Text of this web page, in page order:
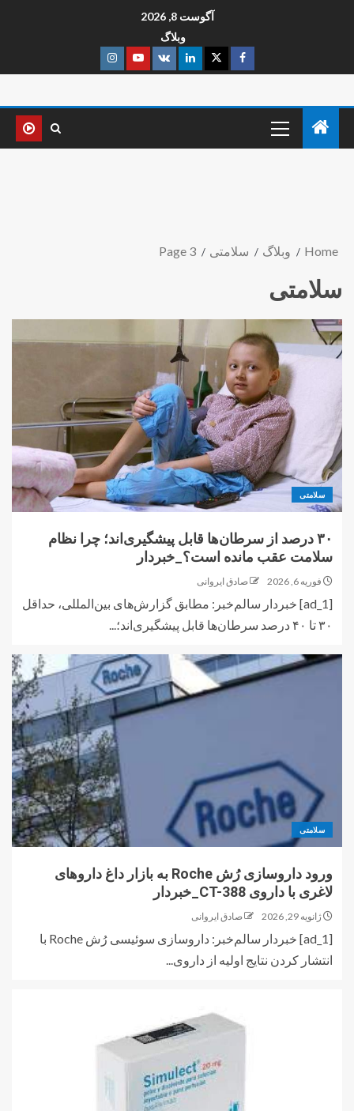
آگوست 8, 2026
وبلاگ
Home وبلاگ سلامتی Page 3
سلامتی
سلامتی
۳۰ درصد از سرطان‌ها قابل پیشگیری‌اند؛ چرا نظام
سلامت عقب مانده است؟_خبردار
فوریه 6, 2026 صادق ایروانی
[ad_1] خبردار سالم‌خبر: مطابق گزارش‌های بین‌المللی، حداقل
۳۰ تا ۴۰ درصد سرطان‌ها قابل پیشگیری‌اند؛...
سلامتی
ورود داروسازی رُش Roche به بازار داغ داروهای
لاغری با داروی CT-388_خبردار
ژانویه 29, 2026 صادق ایروانی
[ad_1] خبردار سالم‌خبر: داروسازی سوئیسی رُش Roche با
انتشار کردن نتایج اولیه از داروی...